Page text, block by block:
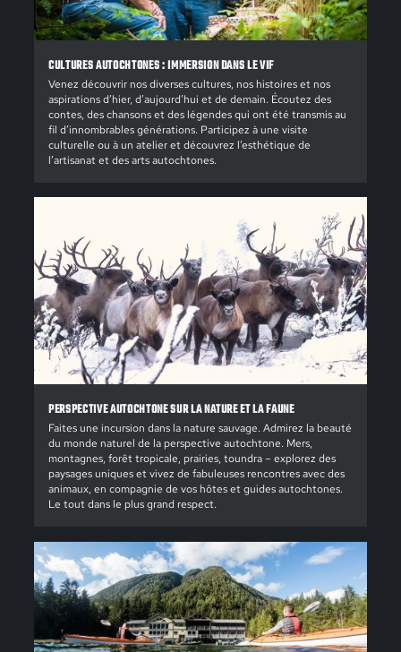
CULTURES AUTOCHTONES : IMMERSION DANS LE VIF
Venez découvrir nos diverses cultures, nos histoires et nos
aspirations d’hier, d’aujourd’hui et de demain. Écoutez des
contes, des chansons et des légendes qui ont été transmis au
fil d’innombrables générations. Participez à une visite
culturelle ou à un atelier et découvrez l’esthétique de
l’artisanat et des arts autochtones.
PERSPECTIVE AUTOCHTONE SUR LA NATURE ET LA FAUNE
Faites une incursion dans la nature sauvage. Admirez la beauté
du monde naturel de la perspective autochtone. Mers,
montagnes, forêt tropicale, prairies, toundra – explorez des
paysages uniques et vivez de fabuleuses rencontres avec des
animaux, en compagnie de vos hôtes et guides autochtones.
Le tout dans le plus grand respect.